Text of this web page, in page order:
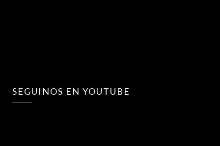
SEGUINOS EN YOUTUBE